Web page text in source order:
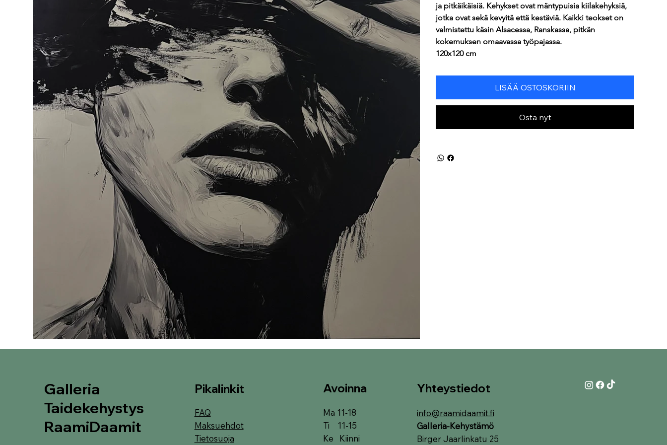
ja pitkäikäisiä. Kehykset ovat mäntypuisia kiilakehyksiä,
jotka ovat sekä kevyitä että kestäviä. Kaikki teokset on
valmistettu käsin Alsacessa, Ranskassa, pitkän
kokemuksen omaavassa työpajassa.
120x120 cm
LISÄÄ OSTOSKORIIN
Osta nyt
Galleria
Taidekehystys
RaamiDaamit
FAQ
Maksuehdot
Tietosuoja
Pikalinkit Yhteystiedot
info@raamidaamit.fi
Galleria-Kehystämö
Birger Jaarlinkatu 25
Ma 11-18
Ti 11-15
Ke Kiinni
Avoinna